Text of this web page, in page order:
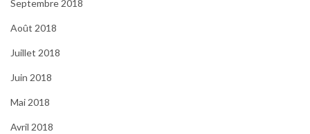
Septembre 2018
Août 2018
Juillet 2018
Juin 2018
Mai 2018
Avril 2018